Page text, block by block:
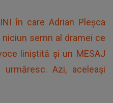
în care Adrian Pleșca
semn al dramei ce
liniștită și un MESAJ
Azi, aceleași